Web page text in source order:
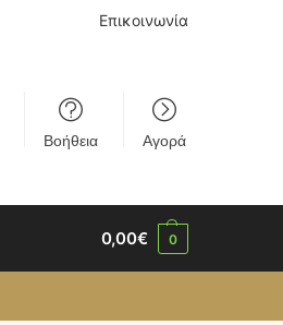
Επικοινωνία
Βοήθεια Αγορά
0,00€ 0